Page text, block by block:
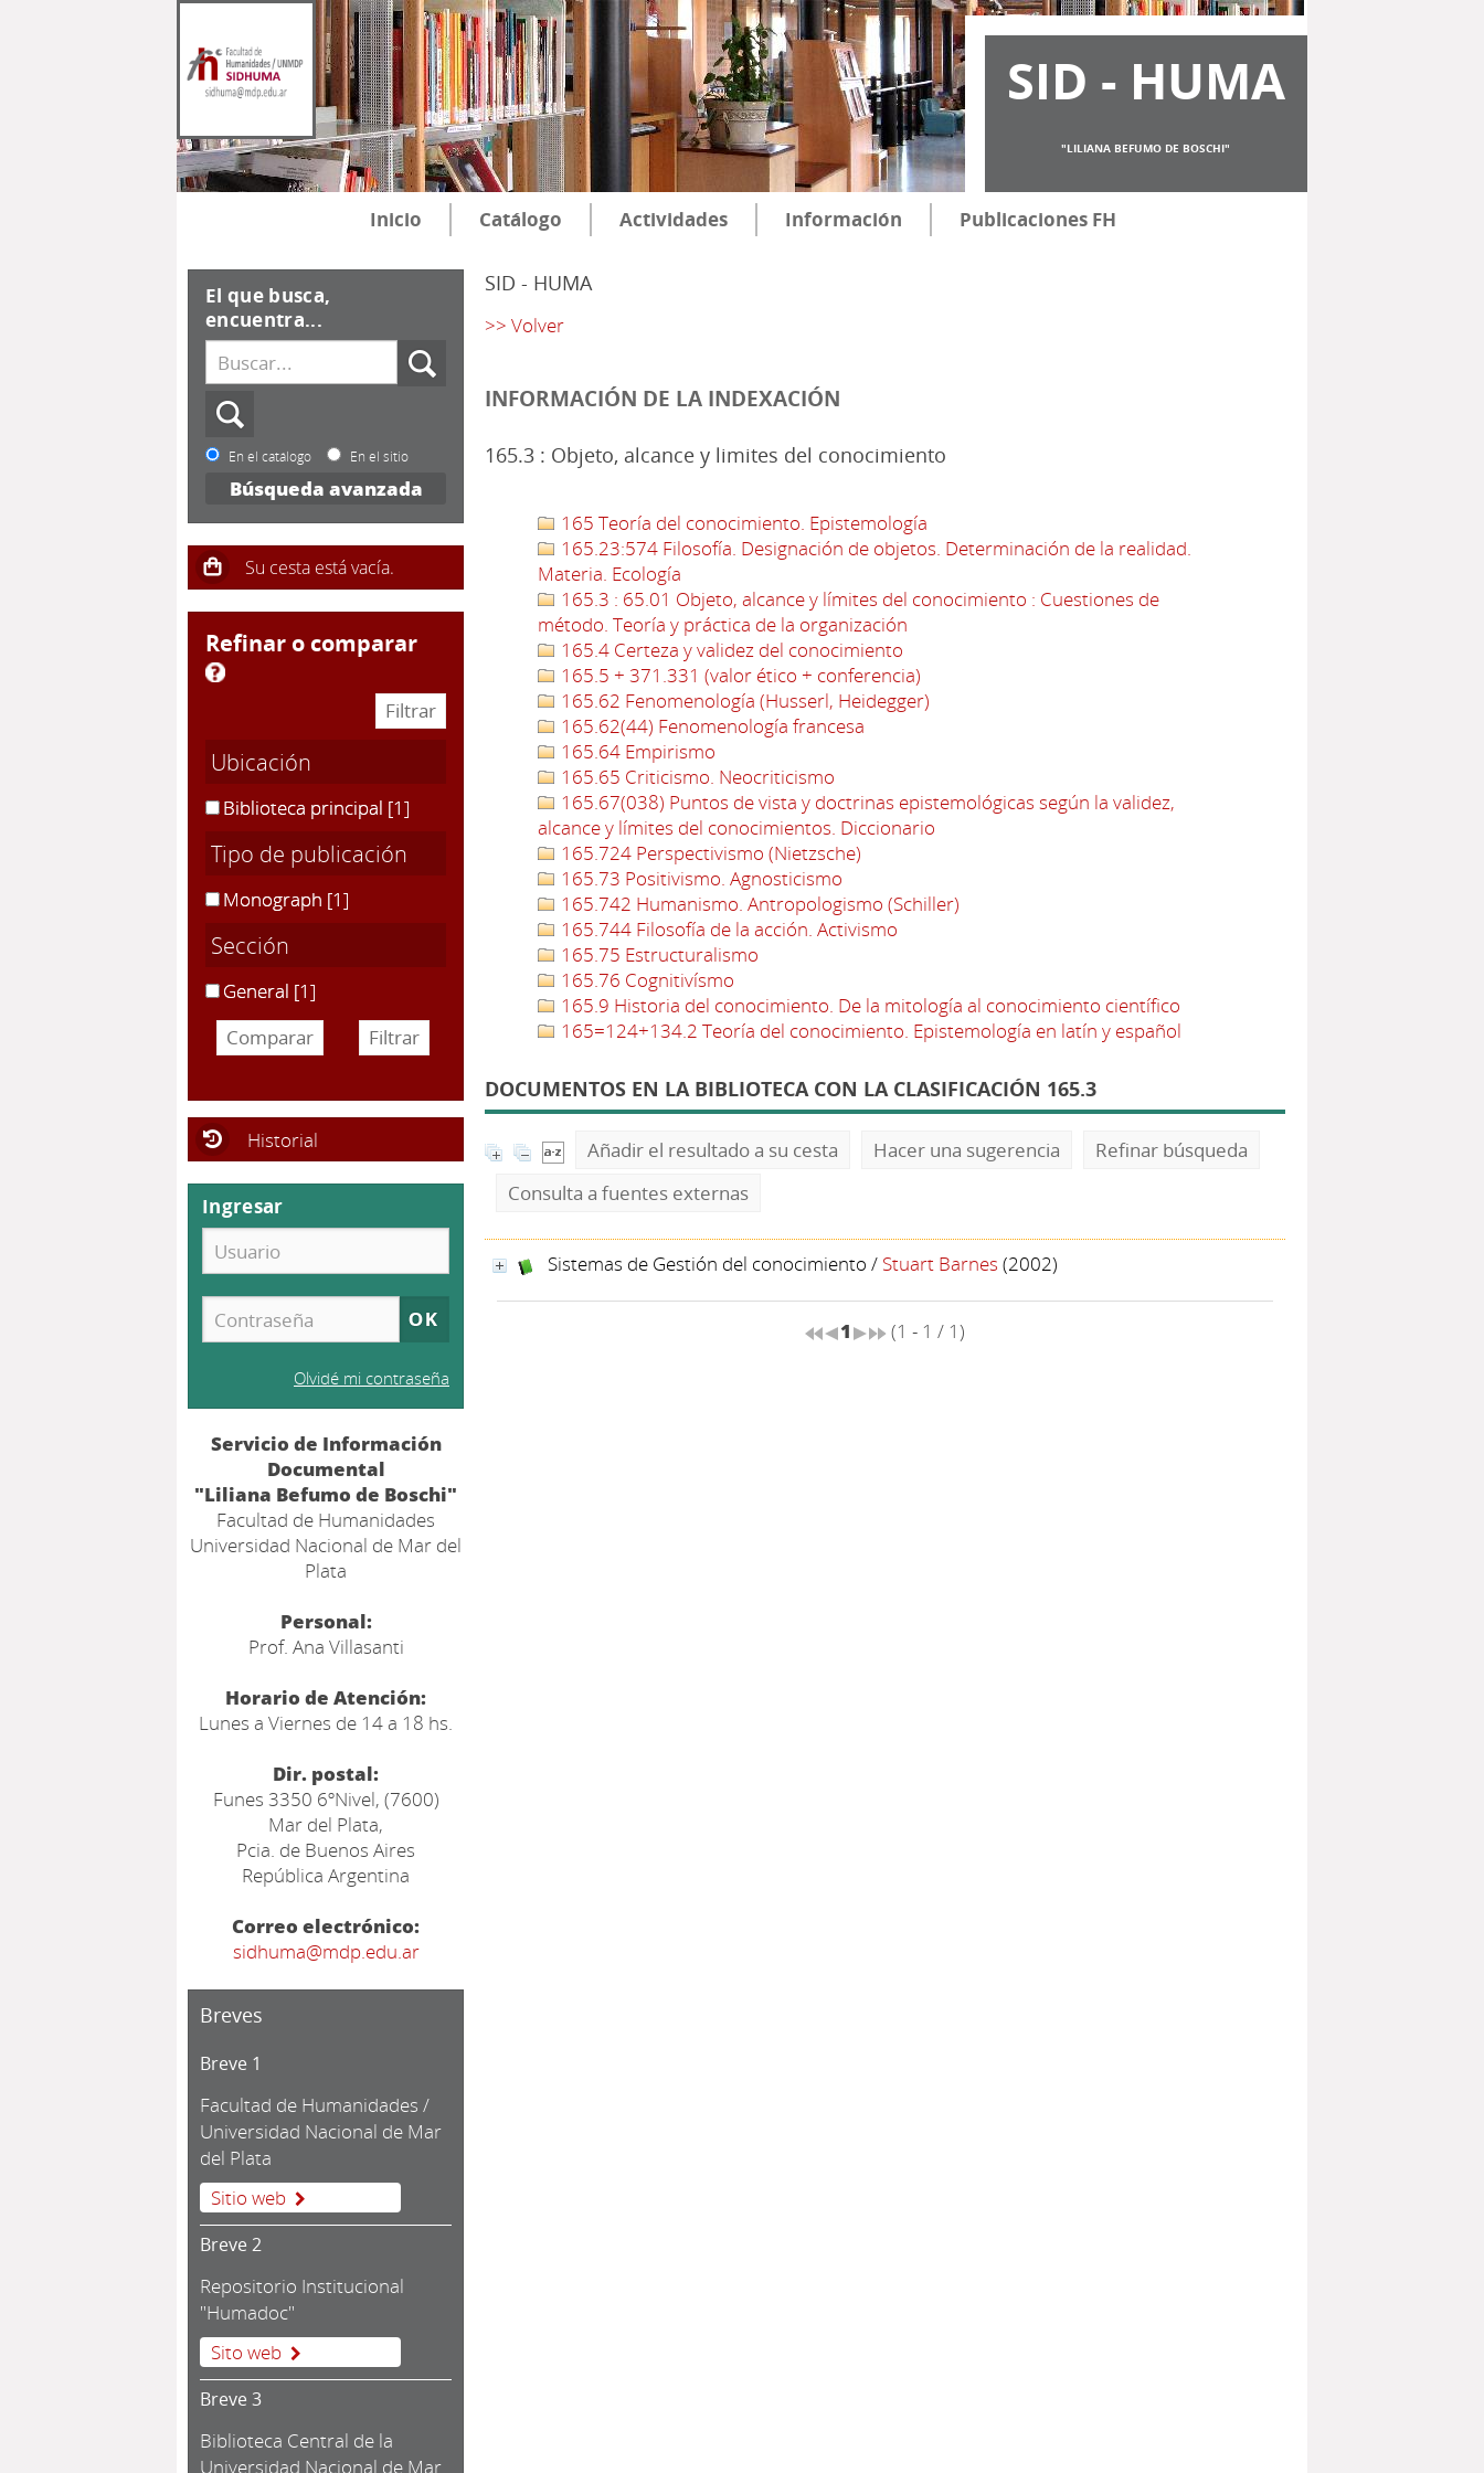
SID - HUMA
"LILIANA BEFUMO DE BOSCHI"
Inicio Catálogo Actividades Información Publicaciones FH
SID - HUMA
>> Volver
INFORMACIÓN DE LA INDEXACIÓN
165.3 : Objeto, alcance y limites del conocimiento
165 Teoría del conocimiento. Epistemología
165.23:574 Filosofía. Designación de objetos. Determinación de la realidad.
Materia. Ecología
165.3 : 65.01 Objeto, alcance y límites del conocimiento : Cuestiones de
método. Teoría y práctica de la organización
165.4 Certeza y validez del conocimiento
165.5 + 371.331 (valor ético + conferencia)
165.62 Fenomenología (Husserl, Heidegger)
165.62(44) Fenomenología francesa
165.64 Empirismo
165.65 Criticismo. Neocriticismo
165.67(038) Puntos de vista y doctrinas epistemológicas según la validez,
alcance y límites del conocimientos. Diccionario
165.724 Perspectivismo (Nietzsche)
165.73 Positivismo. Agnosticismo
165.742 Humanismo. Antropologismo (Schiller)
165.744 Filosofía de la acción. Activismo
165.75 Estructuralismo
165.76 Cognitivísmo
165.9 Historia del conocimiento. De la mitología al conocimiento científico
165=124+134.2 Teoría del conocimiento. Epistemología en latín y español
DOCUMENTOS EN LA BIBLIOTECA CON LA CLASIFICACIÓN 165.3
Añadir el resultado a su cesta Hacer una sugerencia
Refinar búsqueda
Consulta a fuentes externas
Sistemas de Gestión del conocimiento / Stuart Barnes (2002)
1 (1 - 1 / 1)
El que busca,
encuentra...
En el catálogo En el sitio
Búsqueda avanzada
refinar o comparar
Ubicación
Biblioteca principal [1]
Tipo de publicación
Monograph [1]
Sección
General [1]
Historial
Ingresar
Olvidé mi contraseña
Servicio de Información
Documental
"Liliana Befumo de Boschi"
Facultad de Humanidades
Universidad Nacional de Mar del
Plata
Personal:
Prof. Ana Villasanti
Horario de Atención:
Lunes a Viernes de 14 a 18 hs.
Dir. postal:
Funes 3350 6ºNivel, (7600)
Mar del Plata,
Pcia. de Buenos Aires
República Argentina
Correo electrónico:
sidhuma@mdp.edu.ar
Breves
Breve 1
Facultad de Humanidades /
Universidad Nacional de Mar
del Plata
Sitio web
Breve 2
Repositorio Institucional
"Humadoc"
Sito web
Breve 3
Biblioteca Central de la
Universidad Nacional de Mar